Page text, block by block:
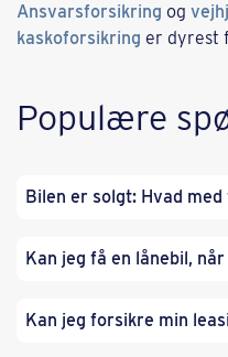
Ansvarsforsikring og
kaskoforsikring er dyrest
Populære
Bilen er solgt: Hvad
Kan jeg få en lånebil,
Kan jeg forsikre min